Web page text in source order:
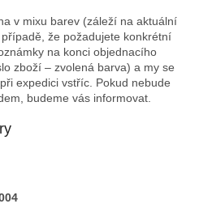
v mixu barev (záleží na aktuální
že požadujete konkrétní
na konci objednacího
zboží – zvolená barva) a my se
expedici vstříc. Pokud nebude
budeme vás informovat.